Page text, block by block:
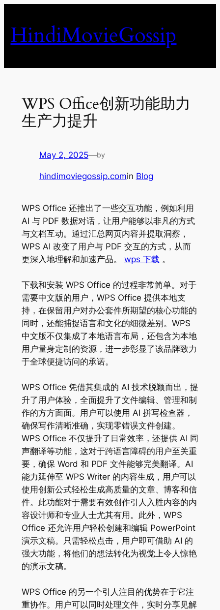
content
HindiMovieGossip
WPS Office创新功能助力
生产力提升
May 2, 2025—by
hindimoviegossip.comin Blog
WPS Office 还推出了一些交互功能，例如利用
AI 与 PDF 数据对话，让用户能够以非凡的方式
与文档互动。通过汇总网页内容并提取洞察，
WPS AI 改变了用户与 PDF 交互的方式，从而
更深入地理解和加速产品。 wps 下载 。
下载和安装 WPS Office 的过程非常简单。对于
需要中文版的用户，WPS Office 提供本地支
持，在保留用户对办公套件所期望的核心功能的
同时，还能捕捉语言和文化的细微差别。WPS
中文版不仅集成了本地语言布局，还包含为本地
用户量身定制的资源，进一步彰显了该品牌致力
于全球便捷访问的承诺。
WPS Office 凭借其集成的 AI 技术脱颖而出，提
升了用户体验，全面提升了文件编辑、管理和制
作的方方面面。用户可以使用 AI 拼写检查器，
确保写作清晰准确，实现零错误文件创建。
WPS Office 不仅提升了日常效率，还提供 AI 同
声翻译等功能，这对于跨语言障碍的用户至关重
要，确保 Word 和 PDF 文件能够完美翻译。AI
能力延伸至 WPS Writer 的内容生成，用户可以
使用创新公式轻松生成高质量的文章、博客和信
件。此功能对于需要有效创作引人入胜内容的内
容设计师和专业人士尤其有用。此外，WPS
Office 还允许用户轻松创建和编辑 PowerPoint
演示文稿。只需轻松点击，用户即可借助 AI 的
强大功能，将他们的想法转化为视觉上令人惊艳
的演示文稿。
WPS Office 的另一个引人注目的优势在于它注
重协作。用户可以同时处理文件，实时分享见解